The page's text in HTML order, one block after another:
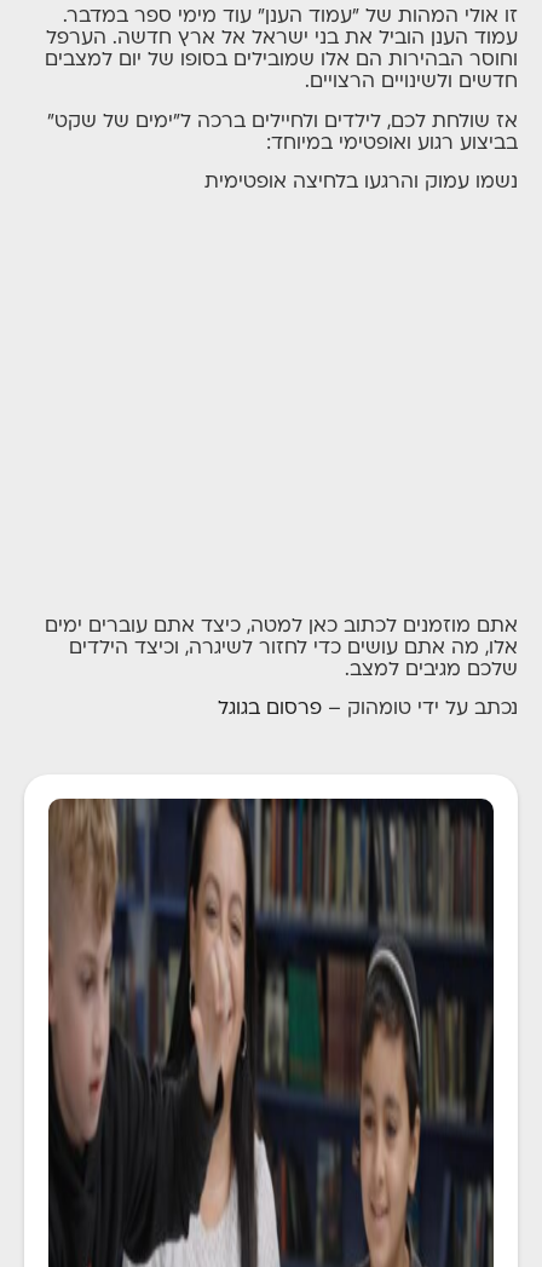
זו אולי המהות של "עמוד הענן" עוד מימי ספר במדבר.
עמוד הענן הוביל את בני ישראל אל ארץ חדשה. הערפל
וחוסר הבהירות הם אלו שמובילים בסופו של יום למצבים
חדשים ולשינויים הרצויים.
אז שולחת לכם, לילדים ולחיילים ברכה ל"ימים של שקט"
בביצוע רגוע ואופטימי במיוחד:
נשמו עמוק והרגעו בלחיצה אופטימית
אתם מוזמנים לכתוב כאן למטה, כיצד אתם עוברים ימים
אלו, מה אתם עושים כדי לחזור לשיגרה, וכיצד הילדים
שלכם מגיבים למצב.
נכתב על ידי טומהוק – פרסום בגוגל